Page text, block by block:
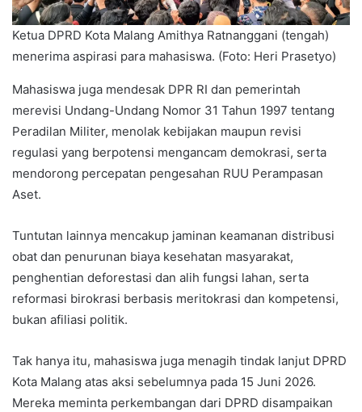
Ketua DPRD Kota Malang Amithya Ratnanggani (tengah)
menerima aspirasi para mahasiswa. (Foto: Heri Prasetyo)
Mahasiswa juga mendesak DPR RI dan pemerintah
merevisi Undang-Undang Nomor 31 Tahun 1997 tentang
Peradilan Militer, menolak kebijakan maupun revisi
regulasi yang berpotensi mengancam demokrasi, serta
mendorong percepatan pengesahan RUU Perampasan
Aset.
Tuntutan lainnya mencakup jaminan keamanan distribusi
obat dan penurunan biaya kesehatan masyarakat,
penghentian deforestasi dan alih fungsi lahan, serta
reformasi birokrasi berbasis meritokrasi dan kompetensi,
bukan afiliasi politik.
Tak hanya itu, mahasiswa juga menagih tindak lanjut DPRD
Kota Malang atas aksi sebelumnya pada 15 Juni 2026.
Mereka meminta perkembangan dari DPRD disampaikan